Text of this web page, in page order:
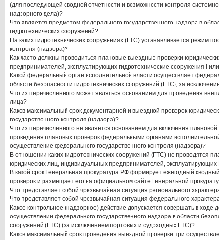
(для последующей сводной отчетности и возможности контроля
надзорного дела)?
Что является предметом федерального государственного надзора в
гидротехнических сооружений?
На каких гидротехнических сооружениях (ГТС) устанавливается режим
контроля (надзора)?
Как часто должны проводиться плановые выездные проверки
предпринимателей, эксплуатирующих гидротехнические сооружения I
Какой федеральный орган исполнительной власти осуществляет
области безопасности гидротехнических сооружений (ГТС), за
Что из перечисленного может являться основанием для проведения
лица?
Каков максимальный срок документарной и выездной проверок
государственного контроля (надзора)?
Что из перечисленного не является основанием для включения
проведения плановых проверок федеральными органами
осуществление федерального государственного контроля (надзора)?
В отношении каких гидротехнических сооружений (ГТС) не проводятся
юридических лиц, индивидуальных предпринимателей, эксплуатирующих
В какой срок Генеральная прокуратура РФ формирует ежегодный
проверок и размещает его на официальном сайте Генеральной
Что представляет собой чрезвычайная ситуация регионального
Что представляет собой чрезвычайная ситуация федерального
Какое контрольное (надзорное) действие допускается совершать в ходе
осуществлении федерального государственного надзора в области
сооружений (ГТС) (за исключением портовых и судоходных ГТС)?
Каков максимальный срок проведения выездной проверки при